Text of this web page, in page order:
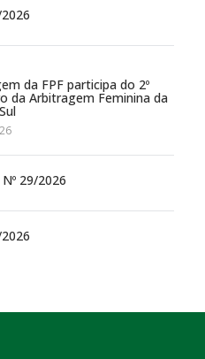
da FPF participa do 2º
da Arbitragem Feminina da
29/2026